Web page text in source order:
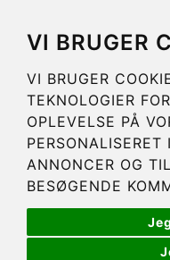
VI BRUGER
VI BRUGER
TEKNOLOGIER
OPLEVELSE PÅ
ANNONCER OG
BESØGENDE